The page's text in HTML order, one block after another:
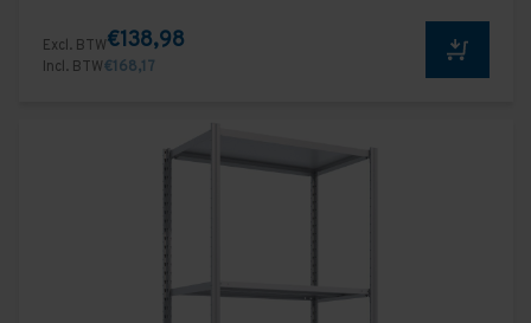
Excl. BTW€138,98
Incl. BTW€168,17